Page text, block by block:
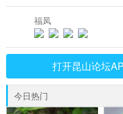
福凤
打开昆山论坛
今日热门